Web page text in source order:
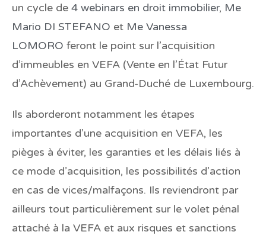
un cycle de 4 webinars en droit immobilier, Me
Mario DI STEFANO et Me Vanessa
LOMORO feront le point sur l’acquisition
d’immeubles en VEFA (Vente en l’État Futur
d’Achèvement) au Grand-Duché de Luxembourg.
Ils aborderont notamment les étapes
importantes d’une acquisition en VEFA, les
pièges à éviter, les garanties et les délais liés à
ce mode d’acquisition, les possibilités d’action
en cas de vices/malfaçons. Ils reviendront par
ailleurs tout particulièrement sur le volet pénal
attaché à la VEFA et aux risques et sanctions